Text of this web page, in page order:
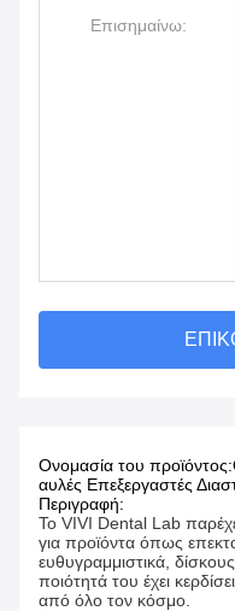
Επισημαίνω:
Ονομασία του προϊόντος:
αυλές Επεξεργαστές
Περιγραφή:
Το VIVI Dental Lab
για προϊόντα όπως
ευθυγραμμιστικά,
ποιότητά του έχει
από όλο τον κόσμο.